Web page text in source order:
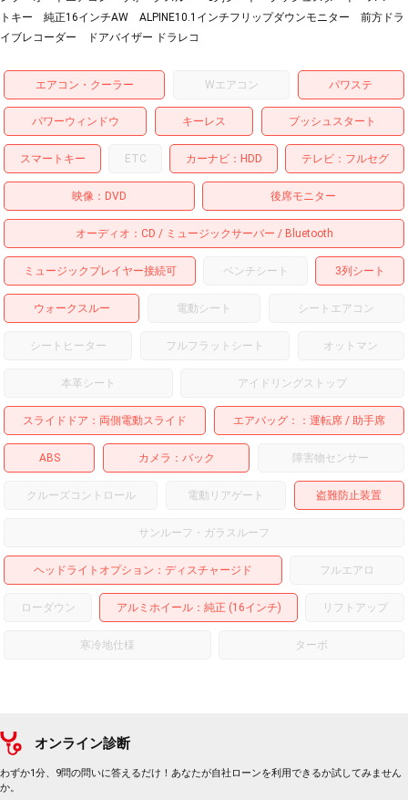
トキー 純正16インチAW ALPINE10.1インチフリップダウンモニター 前方ドラ
イブレコーダー ドアバイザー ドラレコ
エアコン・クーラー Wエアコン パワステ
パワーウィンドウ キーレス プッシュスタート
スマートキー ETC カーナビ HDD テレビ フルセグ
映像 DVD 後席モニター
オーディオ CD ミュージックサーバー Bluetooth
ミュージックプレイヤー接続可 ベンチシート 3列シート
ウォークスルー 電動シート シートエアコン
シートヒーター フルフラットシート オットマン
本革シート アイドリングストップ
スライドドア 両側電動スライド エアバッグ： 運転席 助手席
ABS カメラ バック 障害物センサー
クルーズコントロール 電動リアゲート 盗難防止装置
サンルーフ・ガラスルーフ
ヘッドライトオプション ディスチャージド フルエアロ
ローダウン アルミホイール：純正 (16インチ) リフトアップ
寒冷地仕様 ターボ
オンライン診断
わずか1分、9問の問いに答えるだけ！あなたが自社ローンを利用できるか試してみません
か。